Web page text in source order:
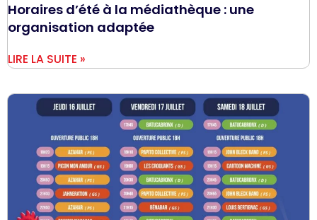
Horaires d’été à la médiathèque : une
organisation adaptée
LIRE LA SUITE »